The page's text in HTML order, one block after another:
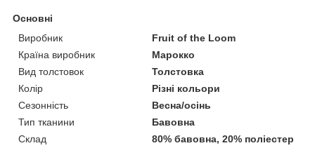
Основні
Виробник
Fruit of the Loom
Країна виробник
Марокко
Вид толстовок
Толстовка
Колір
Різні кольори
Сезонність
Весна/осінь
Тип тканини
Бавовна
Склад
80% бавовна, 20% поліестер